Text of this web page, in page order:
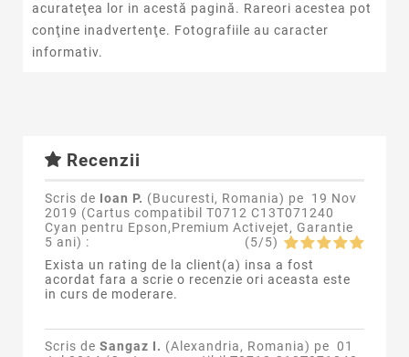
acurateţea lor in acestă pagină. Rareori acestea pot
conţine inadvertenţe. Fotografiile au caracter
informativ.
Recenzii
Scris de Ioan P. (Bucuresti, Romania) pe 19 Nov
2019 (Cartus compatibil T0712 C13T071240
Cyan pentru Epson,Premium Activejet, Garantie
5 ani) : (5/5)
Exista un rating de la client(a) insa a fost
acordat fara a scrie o recenzie ori aceasta este
in curs de moderare.
Scris de Sangaz I. (Alexandria, Romania) pe 01